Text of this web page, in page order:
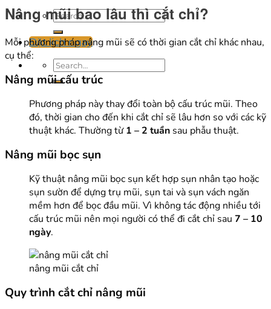
Đặt lịch ngay
Nâng mũi bao lâu thì cắt chỉ?
Mỗi phương pháp nâng mũi sẽ có thời gian cắt chỉ khác nhau,
cụ thể:
Nâng mũi cấu trúc
Phương pháp này thay đổi toàn bộ cấu trúc mũi. Theo
đó, thời gian cho đến khi cắt chỉ sẽ lâu hơn so với các kỹ
thuật khác. Thường từ1 – 2 tuần sau phẫu thuật.
Nâng mũi bọc sụn
Kỹ thuật nâng mũi bọc sụn kết hợp sụn nhân tạo hoặc
sụn sườn để dựng trụ mũi, sụn tai và sụn vách ngăn
mềm hơn để bọc đầu mũi. Vì không tác động nhiều tới
cấu trúc mũi nên mọi người có thể đi cắt chỉ sau 7 – 10
ngày.
nâng mũi cắt chỉ
Quy trình cắt chỉ nâng mũi